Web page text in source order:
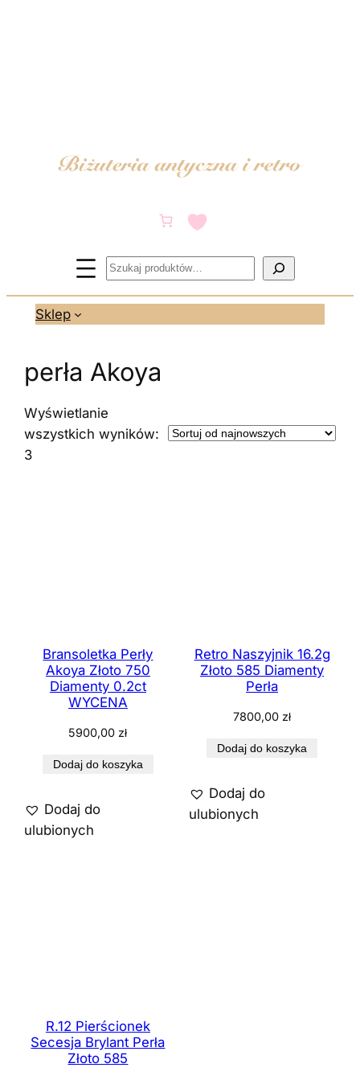
Szukaj
Sklep
perła Akoya
Wyświetlanie
wszystkich wyników:
3Posortowane
Bransoletka Perły
Akoya Złoto 750
Diamenty 0.2ct
WYCENA
5900,00 zł
Dodaj do koszyka
Dodaj do
ulubionych
Retro Naszyjnik 16.2g
Złoto 585 Diamenty
Perła
7800,00 zł
Dodaj do koszyka
Dodaj do
ulubionych
R.12 Pierścionek
Secesja Brylant Perła
Złoto 585